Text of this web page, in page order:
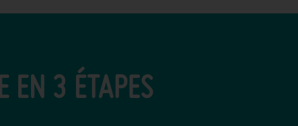
EN 3 ÉTAPES